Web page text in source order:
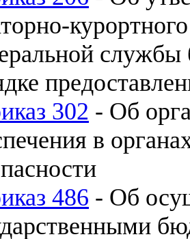
службы
302 - Об
в
486 - Об